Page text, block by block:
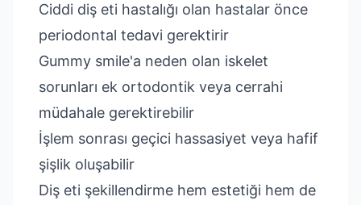
Ciddi diş eti hastalığı olan hastalar önce
periodontal tedavi gerektirir
Gummy smile'a neden olan iskelet
sorunları ek ortodontik veya cerrahi
müdahale gerektirebilir
İşlem sonrası geçici hassasiyet veya hafif
şişlik oluşabilir
Diş eti şekillendirme hem estetiği hem de